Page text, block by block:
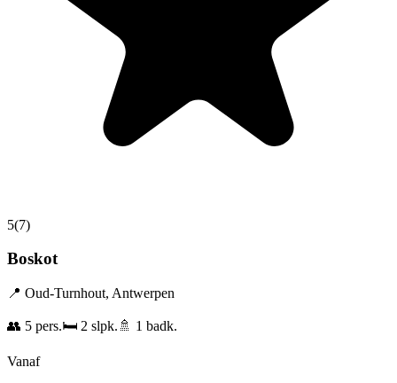
5(7)
Boskot
📍 Oud-Turnhout, Antwerpen
👥 5 pers.🛏️ 2 slpk. 🚿 1 badk.
Vanaf